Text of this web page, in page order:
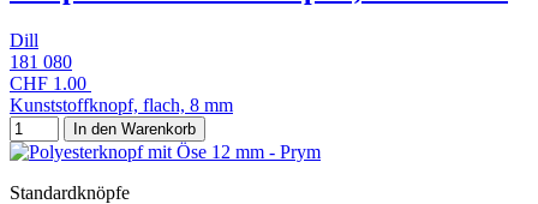
Dill
181 080
CHF 1.00
Kunststoffknopf, flach, 8 mm
In den Warenkorb
Standardknöpfe